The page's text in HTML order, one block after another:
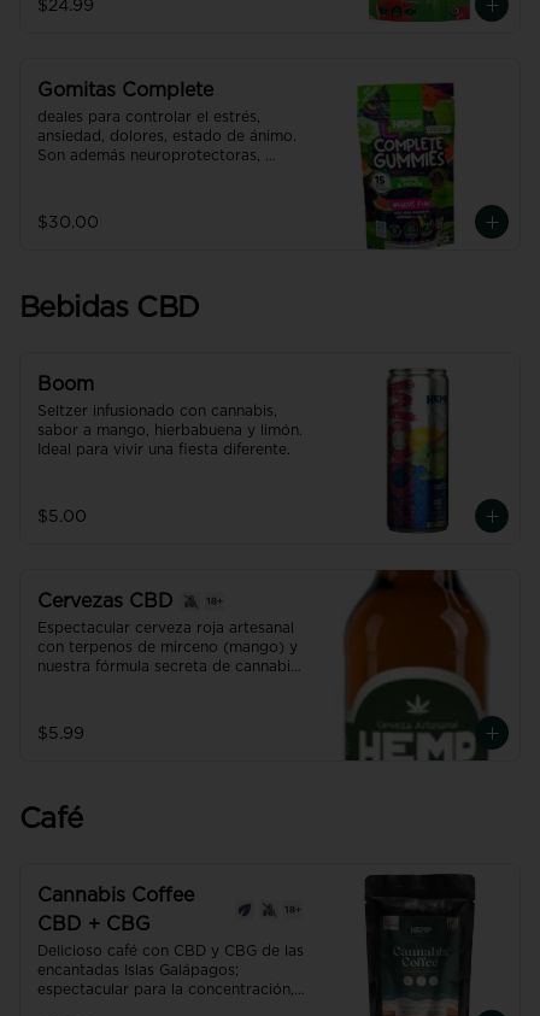
efecto hasta 7 veces más efectivo y
$24.99
Gomitas Complete
deales para controlar el estrés,
ansiedad, dolores, estado de ánimo.
Son además neuroprotectoras,
Puede obtener efectos de uso
adulto.
$30.00
Bebidas CBD
Boom
Seltzer infusionado con cannabis,
sabor a mango, hierbabuena y limón.
Ideal para vivir una fiesta diferente.
$5.00
Cervezas CBD
Espectacular cerveza roja artesanal
con terpenos de mirceno (mango) y
nuestra fórmula secreta de cannabis,
Producto con NANO TECNOLOGÍA,
efecto hasta 7 veces más efectivo y
$5.99
Café
Cannabis Coffee
CBD + CBG
Delicioso café con CBD y CBG de las
encantadas Islas Galápagos;
espectacular para la concentración,